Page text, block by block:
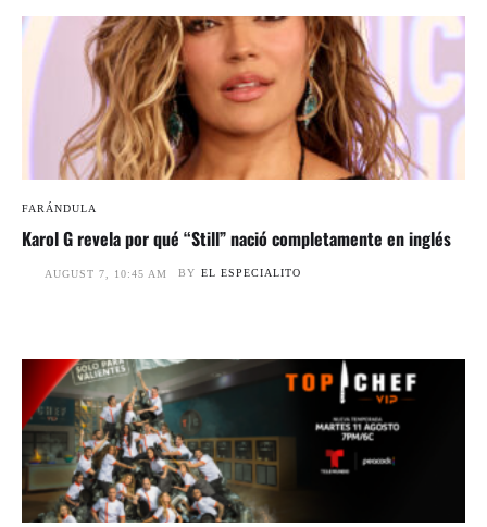
FARÁNDULA
Karol G revela por qué “Still” nació completamente en inglés
AUGUST 7, 10:45 AM BY EL ESPECIALITO